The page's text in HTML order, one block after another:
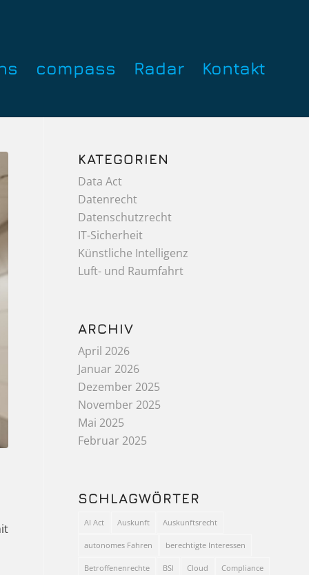
compass Radar Kontakt
KATEGORIEN
Data Act
Datenrecht
Datenschutzrecht
IT-Sicherheit
Künstliche Intelligenz
Luft- und Raumfahrt
ARCHIV
April 2026
Januar 2026
Dezember 2025
November 2025
Mai 2025
Februar 2025
SCHLAGWÖRTER
AI Act Auskunft Auskunftsrecht
autonomes Fahren berechtigte Interessen
Betroffenenrechte BSI Cloud Compliance